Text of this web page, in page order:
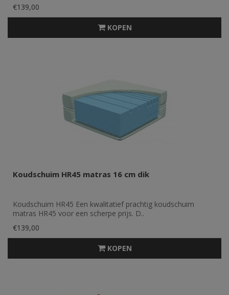
€139,00
KOPEN
Koudschuim HR45 matras 16 cm dik
Koudschuim HR45 Een kwalitatief prachtig koudschuim
matras HR45 voor een scherpe prijs. D..
€139,00
KOPEN